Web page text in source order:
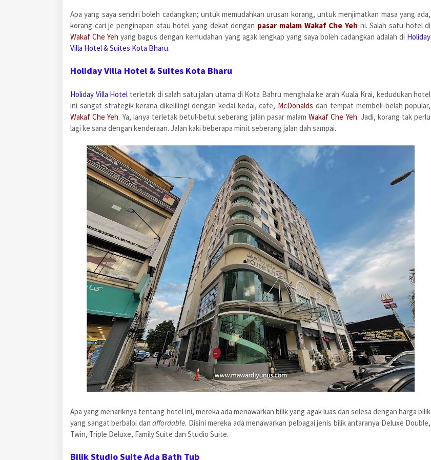
Apa yang saya sendiri boleh cadangkan; untuk memudahkan urusan korang, untuk menjimatkan masa yang ada,
korang cari je penginapan atau hotel yang dekat dengan pasar malam Wakaf Che Yeh ni. Salah satu hotel di
Wakaf Che Yehyang bagus dengan kemudahan yang agak lengkap yang saya boleh cadangkan adalah di Holiday
Villa Hotel & Suites Kota Bharu.
Holiday Villa Hotel & Suites Kota Bharu
Holiday Villa Hotel terletak di salah satu jalan utama di Kota Bahru menghala ke arah Kuala Krai, kedudukan hotel
ini sangat strategik kerana dikelilingi dengan kedai-kedai, cafe, McDonalds dan tempat membeli-belah popular,
Wakaf Che Yeh. Ya, ianya terletak betul-betul seberang jalan pasar malamWakaf Che Yeh. Jadi, korang tak perlu
lagi ke sana dengan kenderaan. Jalan kaki beberapa minit seberang jalan dah sampai.
Apa yang menariknya tentang hotel ini, mereka ada menawarkan bilik yang agak luas dan selesa dengan harga bilik
yang sangat berbaloi danaffordable. Disini mereka ada menawarkan pelbagai jenis bilik antaranya Deluxe Double,
Twin, Triple Deluxe, Family Suite dan Studio Suite.
Bilik Studio Suite Ada Bath Tub